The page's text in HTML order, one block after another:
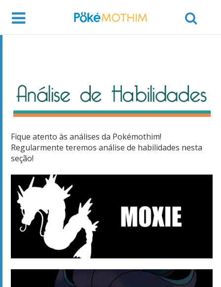
Fique atento às análises da Pokémothim!
Regularmente teremos análise de habilidades nesta
seção!